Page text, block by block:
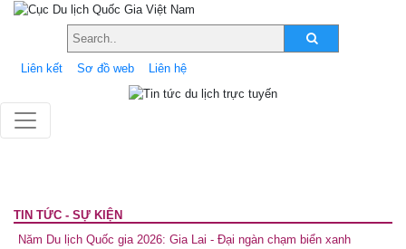
Liên kết Sơ đồ web Liên hệ
TIN TỨC - SỰ KIỆN
Năm Du lịch Quốc gia 2026: Gia Lai - Đại ngàn chạm biển xanh